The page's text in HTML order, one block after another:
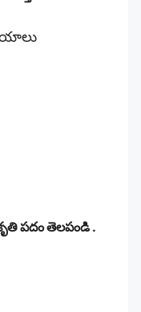
పదం తెలపండి .